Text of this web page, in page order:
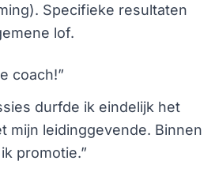
Specifieke resultaten
lof.
coach!”
durfde ik eindelijk het
mijn leidinggevende. Binnen
promotie.”